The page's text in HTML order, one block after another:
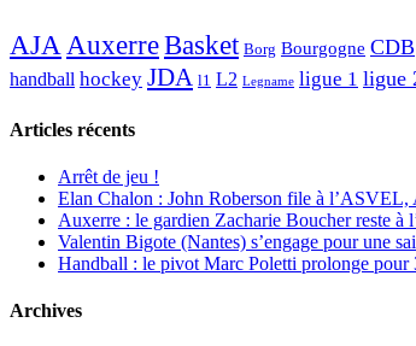
AJAAuxerreBasket Borg Bourgogne CDB
handball hockey JDA l1 L2 Legname ligue 1 ligue
Articles récents
Arrêt de jeu !
Elan Chalon : John Roberson file à
Auxerre : le gardien Zacharie Boucher reste à
Valentin Bigote (Nantes) s’engage pour une
Handball : le pivot Marc Poletti prolonge pour
Archives